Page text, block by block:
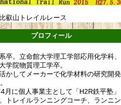
叡山トレイルレース
プロフィール
卒。立命館大学理工学部応用化学科、
学院物質理工学卒。
かしてメーカーで化学材料の研究開発
月に個人事業主として「H2R鉄平塾」
トレイルランニングコーチ、ランニン